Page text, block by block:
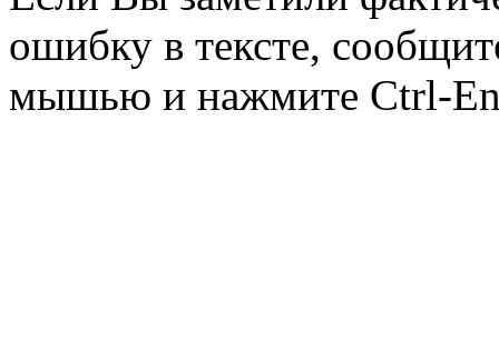
ошибку в тексте,
мышью и нажмите Ctrl-